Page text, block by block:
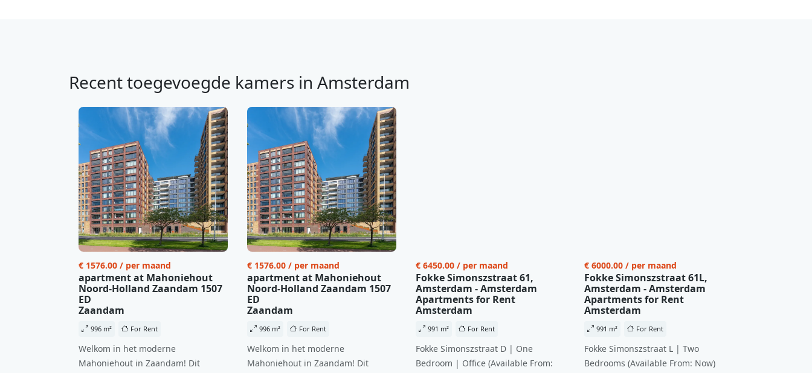
Recent toegevoegde kamers in Amsterdam
€ 1576.00 / per maand
apartment at Mahoniehout
Noord-Holland Zaandam 1507
ED
Zaandam
996 m² For Rent
Welkom in het moderne
Mahoniehout in Zaandam! Dit
€ 1576.00 / per maand
apartment at Mahoniehout
Noord-Holland Zaandam 1507
ED
Zaandam
996 m² For Rent
Welkom in het moderne
Mahoniehout in Zaandam! Dit
€ 6450.00 / per maand
Fokke Simonszstraat 61,
Amsterdam - Amsterdam
Apartments for Rent
Amsterdam
991 m² For Rent
Fokke Simonszstraat D | One
Bedroom | Office (Available From:
€ 6000.00 / per maand
Fokke Simonszstraat 61L,
Amsterdam - Amsterdam
Apartments for Rent
Amsterdam
991 m² For Rent
Fokke Simonszstraat L | Two
Bedrooms (Available From: Now)